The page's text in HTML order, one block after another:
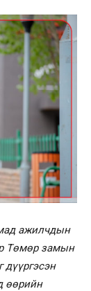
ажилчдын
Төмөр замын
дүүргэсэн
өөрийн